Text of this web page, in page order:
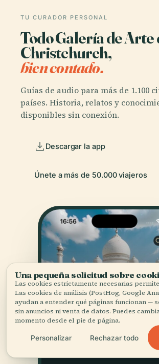
TU CURADOR PERSONAL
Todo Galería de Arte
Christchurch,
bien contado.
Guías de audio para más de 1.100
países. Historia, relatos y
disponibles sin conexión.
Descargar la app
Únete a más de 50.000 viajeros
Una pequeña solicitud sobre
Las cookies estrictamente necesarias
Las cookies de análisis (PostHog, Google
ayudan a entender qué páginas funcionan —
sin anuncios ni venta de datos. Puedes
momento desde el pie de página.
Personalizar Rechazar todo